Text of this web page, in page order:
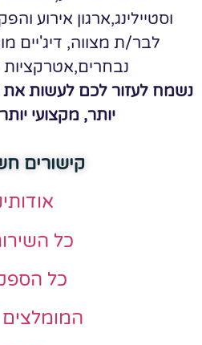
וסטיילינג,ארגון אירוע
לבר/ת מצווה, דיג'יים
נבחרים,אטרקציות
נשמח לעזור לכם לעשות את
יותר, מקצועי
קישורים
כל
כל
המומלצים